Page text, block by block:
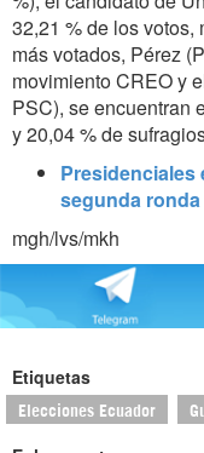
32,21 % de los votos,
más votados, Pérez
movimiento CREO y
PSC), se encuentran
y 20,04 % de
Presidenciales
segunda ronda
mgh/lvs/mkh
Etiquetas
Elecciones Ecuador